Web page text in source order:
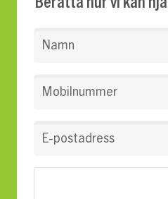
Namn
Mobilnummer
E-postadress